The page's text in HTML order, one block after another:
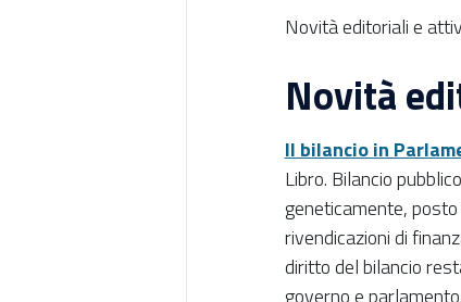
Novità editoriali e
Novità
Il bilancio in
Libro. Bilancio
geneticamente,
rivendicazioni di
diritto del bilancio
governo e parlamento.